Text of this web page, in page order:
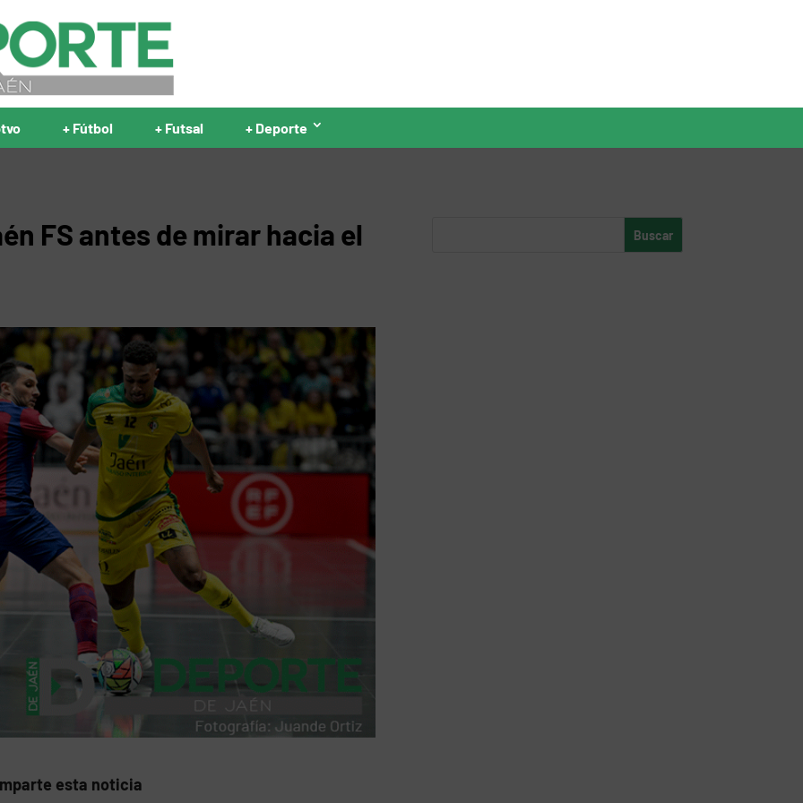
+ Fútbol + Futsal + Deporte
FS antes de mirar hacia el
esta noticia